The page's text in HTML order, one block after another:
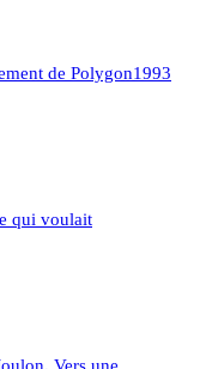
de Polygon1993
qui voulait